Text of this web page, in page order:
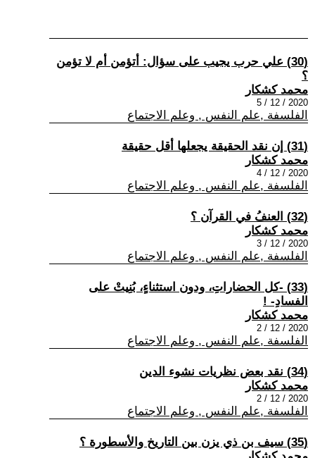
(30) علي حرب يجيب على سؤال: أتؤمن أم لا تؤمن
؟
محمد كشكار
2020 / 12 / 5
الفلسفة ,علم النفس , وعلم الاجتماع
(31) إن نقد الحقيقة يجعلها أقل حقيقة
محمد كشكار
2020 / 12 / 4
الفلسفة ,علم النفس , وعلم الاجتماع
(32) العنفُ في القرآن ؟
محمد كشكار
2020 / 12 / 3
الفلسفة ,علم النفس , وعلم الاجتماع
(33) -كل الحضاراتِ، ودون استثناءٍ، بُنِيتْ على
الفسادِ- !
محمد كشكار
2020 / 12 / 2
الفلسفة ,علم النفس , وعلم الاجتماع
(34) نقد بعض نظريات نشوء الدين
محمد كشكار
2020 / 12 / 2
الفلسفة ,علم النفس , وعلم الاجتماع
(35) سيف بن ذي يزن بين التاريخ والأسطورة ؟